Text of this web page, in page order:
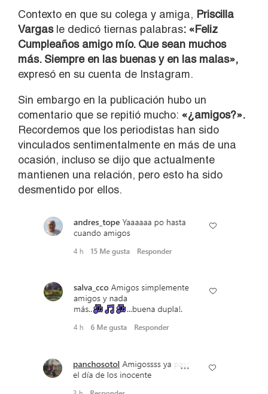
Contexto en que su colega y amiga, Priscilla
Vargasle dedicó tiernas palabras: «Feliz
Cumpleaños amigo mío. Que sean muchos
más. Siempre en las buenas y en las malas»,
expresó en su cuenta de Instagram.
Sin embargo en la publicación hubo un
comentario que se repitió mucho: «¿amigos?».
Recordemos que los periodistas han sido
vinculados sentimentalmente en más de una
ocasión, incluso se dijo que actualmente
mantienen una relación, pero esto ha sido
desmentido por ellos.